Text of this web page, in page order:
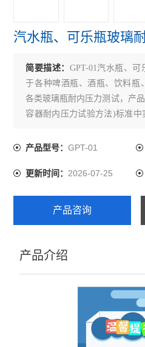
胶塞穿刺力测试仪
耐破强度测试仪
轴偏差（圆跳动）测试仪
安瓿瓶折断力测试仪
偏光应力仪
壁厚测试仪
汽水瓶、可乐瓶玻璃
简要描述： GPT-01汽水瓶、
于各种啤酒瓶、酒瓶、饮料瓶
各类玻璃瓶耐内压力测试，产
容器耐内压力试验方法)标准
爆破压力试验要求，玻璃瓶耐
器。
产品型号：GPT-01
更新时间：2026-07-25
产品咨询
产品介绍